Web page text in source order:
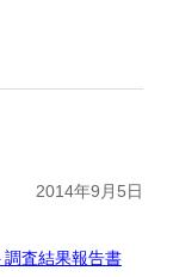
2014年9月5日
査結果報告書